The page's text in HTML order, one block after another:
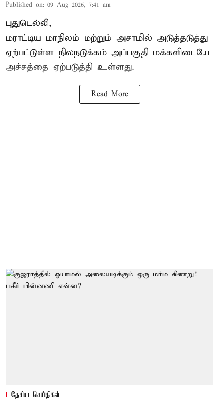
Published on: 09 Aug 2026, 7:41 am
புதுடெல்லி,
மராட்டிய மாநிலம் மற்றும் அசாமில் அடுத்தடுத்து
ஏற்பட்டுள்ள நிலநடுக்கம் அப்பகுதி மக்களிடையே
அச்சத்தை ஏற்படுத்தி உள்ளது.
Read More
தேசிய செய்திகள்